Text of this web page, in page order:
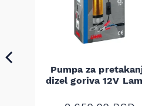
Pumpa za
dizel goriva 12V